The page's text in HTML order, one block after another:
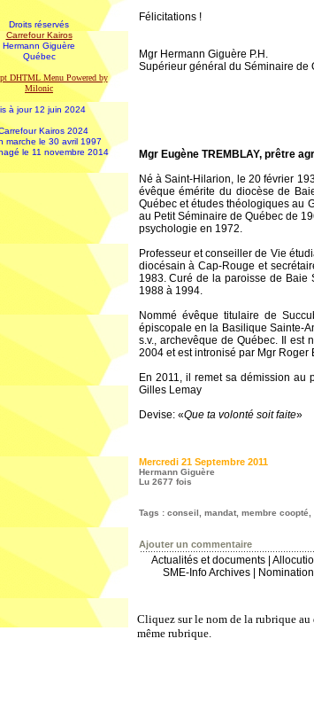
Droits réservés
Carrefour Kairos
Hermann Giguère
Québec
DHTML Menu Powered by
Milonic
à jour 12 juin 2024
Kairos 2024
marche le 30 avril 1997
le 11 novembre 2014
Félicitations !
Mgr Hermann Giguère P.H.
Supérieur général du Séminaire de
Mgr Eugène TREMBLAY, prêtre
Né à Saint-Hilarion, le 20 février
évêque émérite du diocèse de
Québec et études théologiques au
au Petit Séminaire de Québec de
psychologie en 1972.
Professeur et conseiller de Vie
diocésain à Cap-Rouge et
1983. Curé de la paroisse de Baie
1988 à 1994.
Nommé évêque titulaire de
épiscopale en la Basilique Sainte-
s.v., archevêque de Québec. Il est
2004 et est intronisé par Mgr Roger
En 2011, il remet sa démission
Gilles Lemay
Devise: «Que ta volonté soit faite»
Mercredi 21 Septembre 2011
Hermann Giguère
Lu 2677 fois
Tags : conseil mandat, membre coopté
Ajouter un commentaire
Actualités et documents
SME-Info Archives
Cliquez sur le nom de la rubrique
même rubrique.